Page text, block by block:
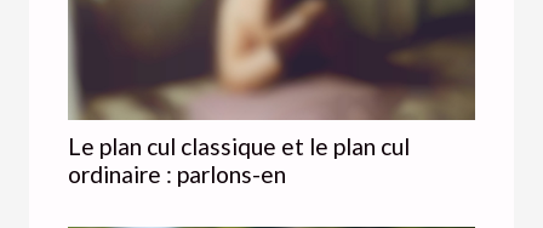
Le plan cul classique et le plan cul
ordinaire : parlons-en